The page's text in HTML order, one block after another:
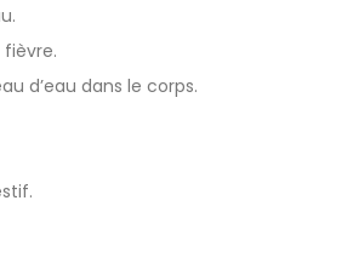
fièvre.
d’eau dans le corps.